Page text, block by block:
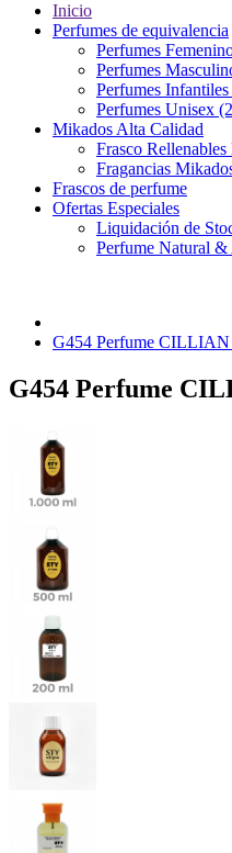
Inicio
Perfumes de equivalencia
Perfumes
Perfumes
Perfumes
Perfumes Unisex
Mikados Alta Calidad
Frasco
Fragancias
Frascos de perfume
Ofertas Especiales
Liquidación de
Perfume Natural
G454 Perfume
G454 Perfume